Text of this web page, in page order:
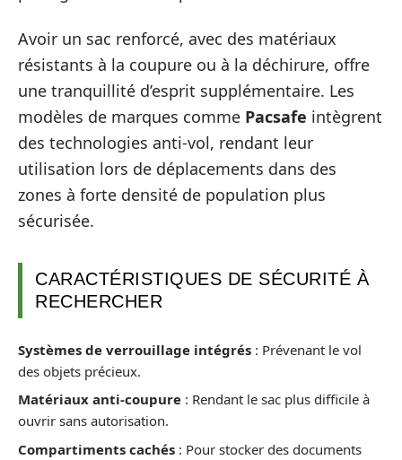
Avoir un sac renforcé, avec des matériaux
résistants à la coupure ou à la déchirure, offre
une tranquillité d’esprit supplémentaire. Les
modèles de marques comme Pacsafe intègrent
des technologies anti-vol, rendant leur
utilisation lors de déplacements dans des
zones à forte densité de population plus
sécurisée.
CARACTÉRISTIQUES DE SÉCURITÉ À
RECHERCHER
Systèmes de verrouillage intégrés : Prévenant le vol
des objets précieux.
Matériaux anti-coupure : Rendant le sac plus difficile à
ouvrir sans autorisation.
Compartiments cachés : Pour stocker des documents